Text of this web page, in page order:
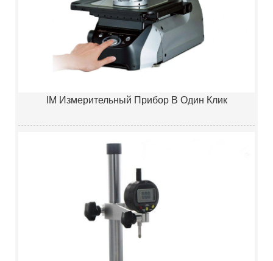
IM Измерительный Прибор В Один Клик